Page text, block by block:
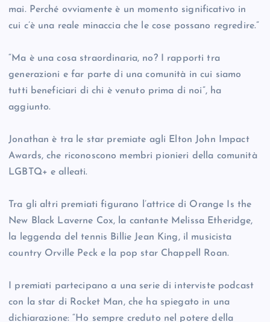
mai. Perché ovviamente è un momento significativo in
cui c’è una reale minaccia che le cose possano regredire.”
“Ma è una cosa straordinaria, no? I rapporti tra
generazioni e far parte di una comunità in cui siamo
tutti beneficiari di chi è venuto prima di noi”, ha
aggiunto.
Jonathan è tra le star premiate agli Elton John Impact
Awards, che riconoscono membri pionieri della comunità
LGBTQ+ e alleati.
Tra gli altri premiati figurano l’attrice di Orange Is the
New Black Laverne Cox, la cantante Melissa Etheridge,
la leggenda del tennis Billie Jean King, il musicista
country Orville Peck e la pop star Chappell Roan.
I premiati partecipano a una serie di interviste podcast
con la star di Rocket Man, che ha spiegato in una
dichiarazione: “Ho sempre creduto nel potere della